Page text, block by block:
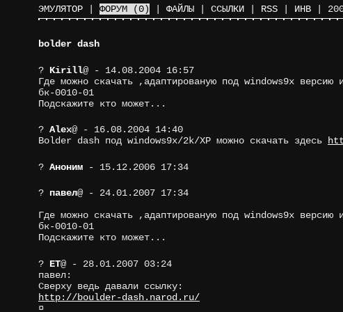
ЭМУЛЯТОР ФОРУМ (0) ФАЙЛЫ ССЫЛКИ RSS ИНВ
bolder dash
? Kirill@ - 14.08.2004 16:57
Где можно скачать ,адаптированую под windows9х
бк-0010-01
Подскажите кто может...
? Alex@ - 16.08.2004 14:40
Bolder dash под windows9х/2k/XP можно скачать здесь
? Аноним - 15.12.2006 17:34
? павел@ - 24.01.2007 17:34
Где можно скачать ,адаптированую под windows9х
бк-0010-01
Подскажите кто может...
? ET@ - 28.01.2007 03:24
павел:
Сверху ведь давали ссылку:
http://boulder-dash.narod.ru/
¤